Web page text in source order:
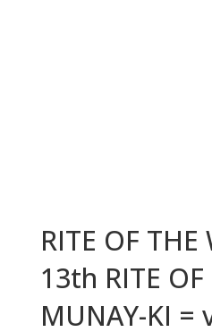
RITE OF
13th RITE OF
MUNAY-KI =